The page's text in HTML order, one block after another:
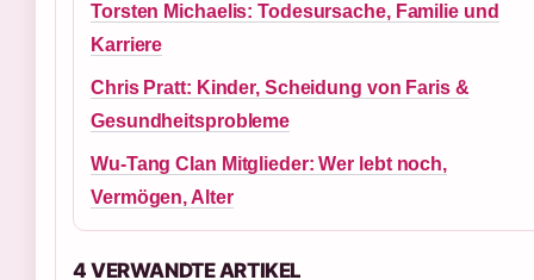
Torsten Michaelis: Todesursache, Familie und
Karriere
Chris Pratt: Kinder, Scheidung von Faris &
Gesundheitsprobleme
Wu-Tang Clan Mitglieder: Wer lebt noch,
Vermögen, Alter
4 VERWANDTE ARTIKEL